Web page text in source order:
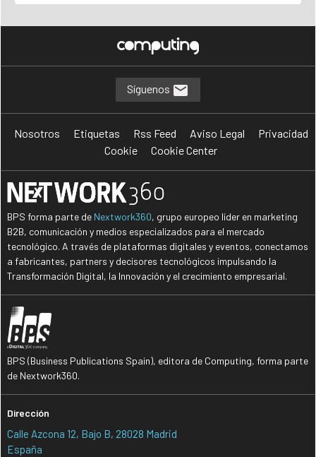
Síguenos
Nosotros Etiquetas Rss Feed Aviso Legal
Privacidad
Cookie
Cookie Center
BPS forma parte de Nextwork360, grupo europeo líder en marketing
B2B, comunicación y medios especializados para el mercado
tecnológico. A través de plataformas digitales y eventos, conectamos
a fabricantes, partners y decisores tecnológicos impulsando la
Transformación Digital, la Innovación y el crecimiento empresarial.
BPS (Business Publications Spain), editora de Computing, forma parte
de Nextwork360.
Dirección
Calle Azcona 12, Bajo B, 28028 Madrid
España